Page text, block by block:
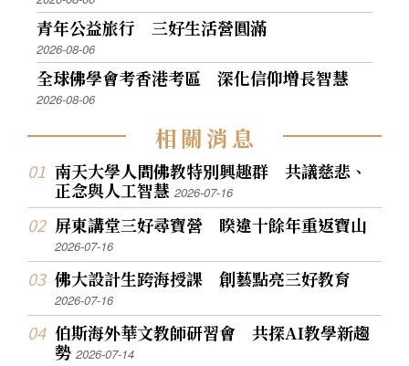
青年公益旅行 三好生活營圓滿
2026-08-06
全球佛學會考香港考區 深化信仰增長智慧
2026-08-06
相關消息
南天大學人間佛教特別興趣群 共議慈悲、
正念與人工智慧2026-07-16
屏東講堂三好尋寶營 睽違十餘年重返寶山
2026-07-16
佛大設計生跨海授課 創藝點亮三好教育
2026-07-16
伯斯海外華文教師研習會 共探AI教學新趨
勢2026-07-14